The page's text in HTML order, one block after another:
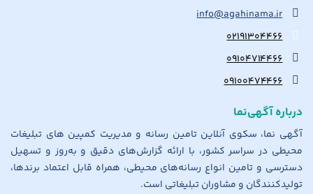
info@agahinama.ir
۰۲۱۹۱۳۰۴۴۶۶
۰۹۱۰۴۷۱۴۴۶۶
۰۹۱۰۰۴۷۴۴۶۶
درباره آگهی‌نما
آگهی نما، سکوی آنلاین تامین رسانه و مدیریت کمپین های تبلیغات
محیطی در سراسر کشور، با ارائه گزارش‌های دقیق و به‌روز و تسهیل
دسترسی و تامین انواع رسانه‌های محیطی، همراه قابل اعتماد برندها،
تولیدکنندگان و مشاوران تبلیغاتی است.